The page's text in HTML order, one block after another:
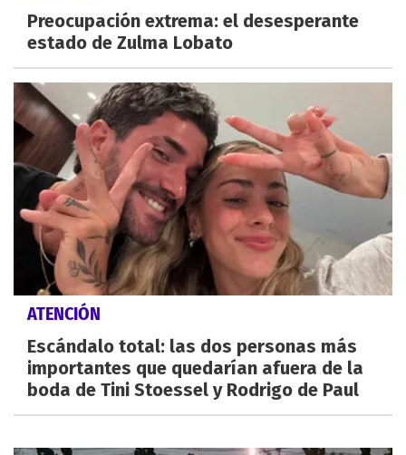
Preocupación extrema: el desesperante
estado de Zulma Lobato
ATENCIÓN
Escándalo total: las dos personas más
importantes que quedarían afuera de la
boda de Tini Stoessel y Rodrigo de Paul